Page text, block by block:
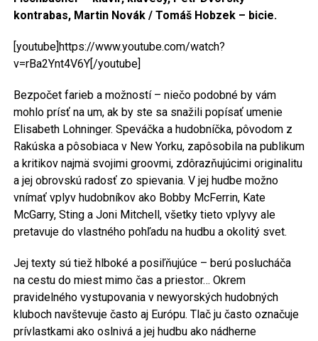
kontrabas, Martin Novák / Tomáš Hobzek – bicie.
[youtube]https://www.youtube.com/watch?
v=rBa2Ynt4V6Y[/youtube]
Bezpočet farieb a možností – niečo podobné by vám
mohlo prísť na um, ak by ste sa snažili popísať umenie
Elisabeth Lohninger. Speváčka a hudobníčka, pôvodom z
Rakúska a pôsobiaca v New Yorku, zapôsobila na publikum
a kritikov najmä svojimi groovmi, zdôrazňujúcimi originalitu
a jej obrovskú radosť zo spievania. V jej hudbe možno
vnímať vplyv hudobníkov ako Bobby McFerrin, Kate
McGarry, Sting a Joni Mitchell, všetky tieto vplyvy ale
pretavuje do vlastného pohľadu na hudbu a okolitý svet.
Jej texty sú tiež hlboké a posiľňujúce – berú poslucháča
na cestu do miest mimo čas a priestor… Okrem
pravidelného vystupovania v newyorských hudobných
kluboch navštevuje často aj Európu. Tlač ju často označuje
prívlastkami ako oslnivá a jej hudbu ako nádherne